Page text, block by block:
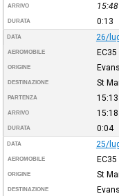
ARRIVO 15:48
DURATA 0:13
DATA 26/
AEROMOBILE EC35
ORIGINE
DESTINAZIONE St
PARTENZA 15:13
ARRIVO 15:18
DURATA 0:04
DATA 25/
AEROMOBILE EC35
ORIGINE St
DESTINAZIONE